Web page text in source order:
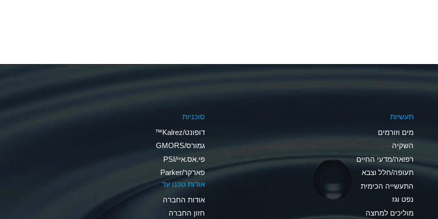
A
B
A
תעשיות
מים וזורמים
השקיה
רפואה/מדעי החיים
תעופה/חלל וצבא
התעשייה הכימית
נפט וגז
מוליכים למחצה
סוכניות
דופונט/Kalrez™
גמורס/GMORS
פי.אס.איי/PSI
פארקר/Parker
אודות טכנו עד
אודות החברה
חזון החברה